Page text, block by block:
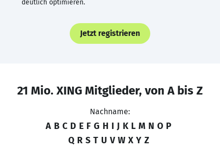
deutlich optimieren.
Jetzt registrieren
21 Mio. XING Mitglieder, von A bis Z
Nachname:
A B C D E F G H I J K L M N O P
Q R S T U V W X Y Z